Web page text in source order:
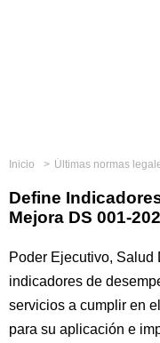
Inicio Últimas normas
Define
Mejora DS 001-
Poder Ejecutivo, Salud
indicadores de
servicios a cumplir en
para su aplicación e